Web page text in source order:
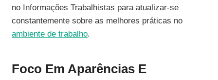
no Informações Trabalhistas para atualizar-se
constantemente sobre as melhores práticas no
ambiente de trabalho.
Foco Em Aparências E